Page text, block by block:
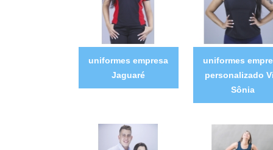
uniformes empresa
Jaguaré
uniformes
personalizado
Sônia